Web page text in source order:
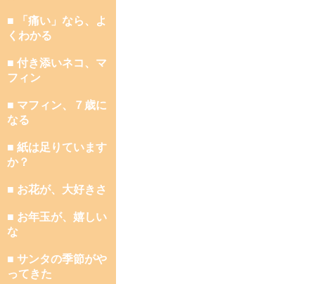
■ 「痛い」なら、よ
くわかる
■ 付き添いネコ、マ
フィン
■ マフィン、７歳に
なる
■ 紙は足りています
か？
■ お花が、大好きさ
■ お年玉が、嬉しい
な
■ サンタの季節がや
ってきた